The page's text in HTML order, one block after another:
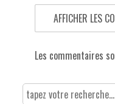
AFFICHER LES
Les commentaires